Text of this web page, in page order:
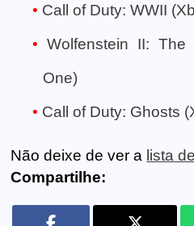
Call of Duty: WWII
Wolfenstein II:
One)
Call of Duty: Ghosts
Não deixe de ver a lista
Compartilhe: